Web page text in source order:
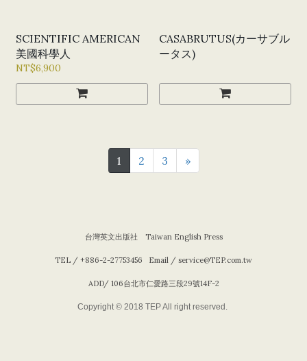
SCIENTIFIC AMERICAN
美國科學人
NT$6,900
CASABRUTUS(カーサブル
ータス)
1 2 3 »
台灣英文出版社 Taiwan English Press
TEL / +886-2-27753456 Email / service@TEP.com.tw
ADD/ 106台北市仁愛路三段29號14F-2
Copyright © 2018 TEP All right reserved.